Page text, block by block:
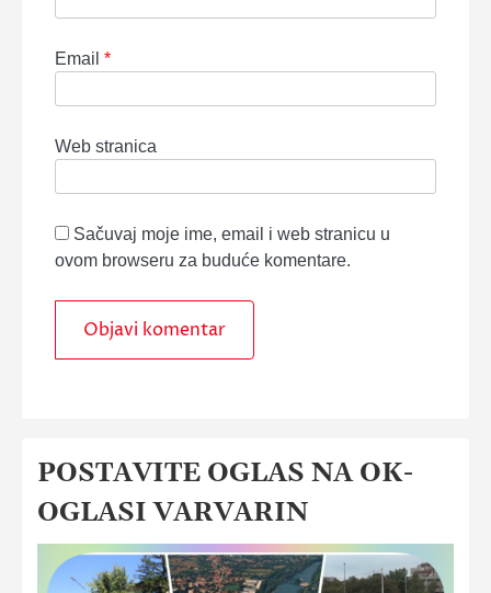
Email *
Web stranica
Sačuvaj moje ime, email i web stranicu u
ovom browseru za buduće komentare.
POSTAVITE OGLAS NA OK-
OGLASI VARVARIN